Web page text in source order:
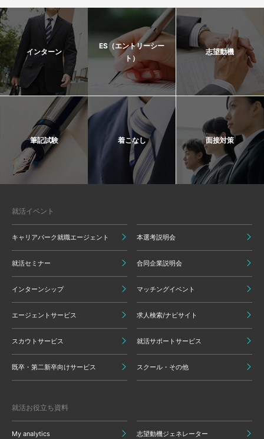
インターン
ES（エントリーシー
ト）
志望動機
筆記試験 着こなし 面接対策
就活イベント
キャリアパーク就職エージェント 本選考説明会
就活セミナー 合同企業説明会
インターンシップ マッチングイベント
エージェントサービス 求人検索/ナビサイト
スカウトサービス 就活サポートサービス
既卒・第二新卒向けサービス スクール・その他
就活お役立ち資料
My analytics 志望動機ジェネレーター